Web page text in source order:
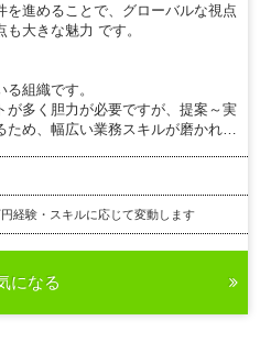
進めることで、グローバルな視点
大きな魅力 です。
組織です。
が多く胆力が必要ですが、提案～実
ため、幅広い業務スキルが磨かれ…
経験・スキルに応じて変動します
になる